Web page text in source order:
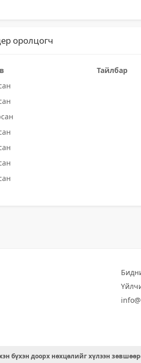
оролцогч
Тайлбар
бүхэн доорх нөхцөлийг хүлээн